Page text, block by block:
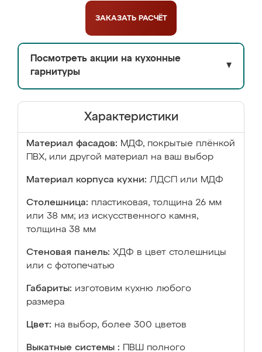
ЗАКАЗАТЬ РАСЧЁТ
Посмотреть акции на кухонные
гарнитуры
▼
Характеристики
Материал фасадов: МДФ, покрытые плёнкой
ПВХ, или другой материал на ваш выбор
Материал корпуса кухни: ЛДСП или МДФ
Столешница: пластиковая, толщина 26 мм
или 38 мм; из искусственного камня,
толщина 38 мм
Стеновая панель: ХДФ в цвет столешницы
или с фотопечатью
Габариты: изготовим кухню любого
размера
Цвет: на выбор, более 300 цветов
Выкатные системы :
ПВШ полного